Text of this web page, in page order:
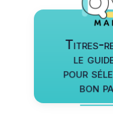
Titres-
le
pour
bon